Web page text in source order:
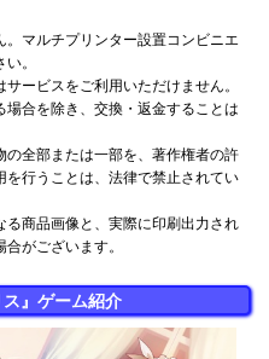
。マルチプリンター設置コンビニエ
。
ービスをご利用いただけません。
場合を除き、交換・返金することは
の全部または一部を、著作権者の許
行うことは、法律で禁止されてい
る商品画像と、実際に印刷出力され
がございます。
ス』ゲーム紹介